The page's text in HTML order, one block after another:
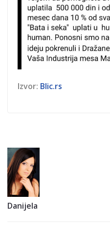
Izvor: Blic.rs
Danijela